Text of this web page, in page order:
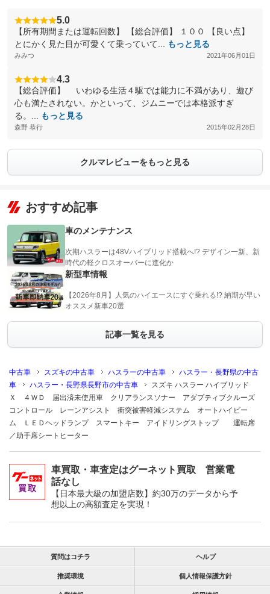
5.0
【所有期間または運転回数】 【総合評価】 １００ 【良い点】
とにかく見た目が可愛くて乗っていて...
もっと見る
みみつ 2021年06月01日
4.3
【総合評価】 いわゆる生活４駆では能力に不満があり、遊び
心も満たされない。かといって、ジムニーでは本格派すぎ
る。...
もっと見る
森野 恭行 2015年02月28日
クルマレビューをもっと見る
おすすめ記事
車のメンテナンス
次期ハスラーは48Vハイブリッド搭載へ!? デザイン一新、新
時代の軽クロスオーバーに進化か
新型車情報
【2026年8月】人気のハイエースにすぐ乗れる!? 納期が早い
オススメ新車20選
記事一覧を見る
中古車 スズキの中古車 ハスラーの中古車
ハスラー・長野県の中古
車
ハスラー・長野県長野市の中古車
スズキ ハスラー ハイブリッド
Ｘ ４ＷＤ 届出済未使用車 クリアランスソナー アダプティブクルーズ
コントロール レーンアシスト 衝突被害軽減システム オートハイビー
ム ＬＥＤヘッドランプ スマートキー アイドリングストップ 運転席
／助手席シートヒーター
車買取・車査定はグーネット買取 営業電
話なし
【日本最大級の加盟店数】約30万のデータから予
想以上の高額査定を実現！
質問はコチラ ヘルプ
推奨環境 個人情報保護方針